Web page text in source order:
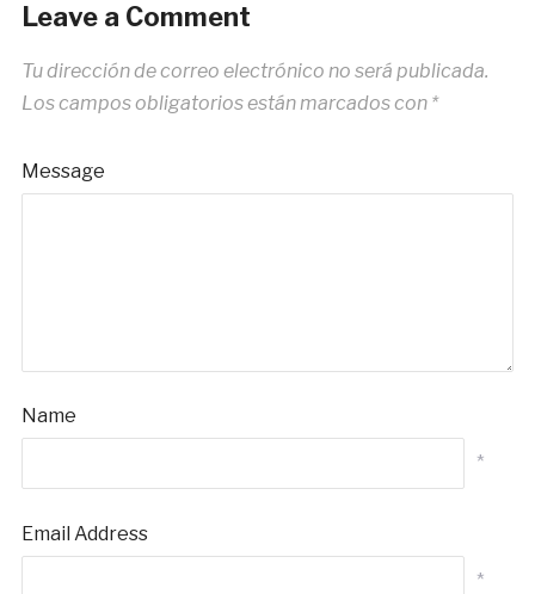
Leave a Comment
Tu dirección de correo electrónico no será publicada.
Los campos obligatorios están marcados con *
Message
Name
*
Email Address
*